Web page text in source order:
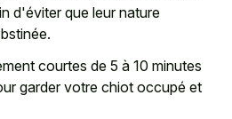
d'éviter que leur nature
courtes de 5 à 10 minutes
garder votre chiot occupé et